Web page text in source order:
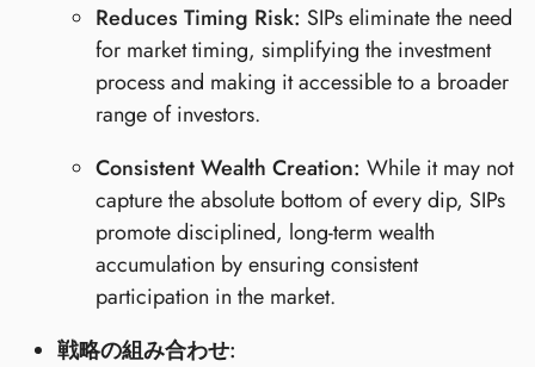
Reduces Timing Risk: SIPs eliminate the need
for market timing, simplifying the investment
process and making it accessible to a broader
range of investors.
Consistent Wealth Creation: While it may not
capture the absolute bottom of every dip, SIPs
promote disciplined, long-term wealth
accumulation by ensuring consistent
participation in the market.
戦略の組み合わせ: